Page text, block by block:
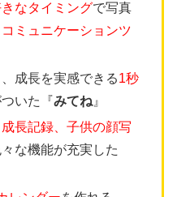
なタイミングで写真
コミュニケーションツ
、成長を実感できる1秒
ついた『みてね』
長記録、子供の顔写
な機能が充実した